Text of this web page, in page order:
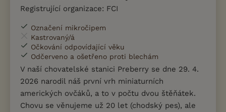
Registrující organizace: FCI
Označení mikročipem
Kastrovaný/á
Očkování odpovídající věku
Odčerveno a ošetřeno proti blechám
V naší chovatelské stanici Preberry se dne 29. 4.
2026 narodil náš první vrh miniaturních
amerických ovčáků, a to v počtu dvou štěňátek.
Chovu se věnujeme už 20 let (chodský pes), ale